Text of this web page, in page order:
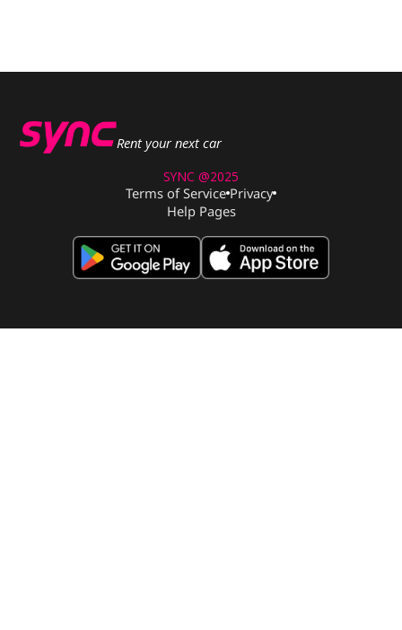
Rent your next car
SYNC @2025
Terms of Service Privacy
Help Pages